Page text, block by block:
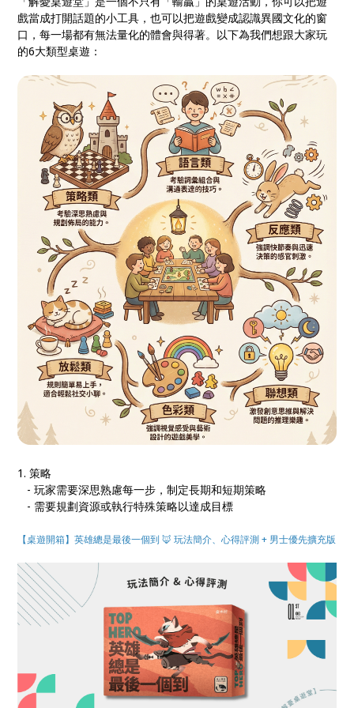
戲當成打開話題的小工具，也可以把遊戲變成認識異國文化的窗
口，每一場都有無法量化的體會與得著。以下為我們想跟大家玩
的6大類型桌遊：
1. 策略
- 玩家需要深思熟慮每一步，制定長期和短期策略
- 需要規劃資源或執行特殊策略以達成目標
【桌遊開箱】英雄總是最後一個到 🦊 玩法簡介、心得評測 + 男士優先擴充版